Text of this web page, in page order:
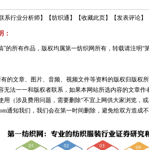
【发表评论】
【收藏此页】
【纺织通 】
系行业分析师】
：
所有作品，版权均属第一纺织网所有，转载请注明“
文章、图片、音频、视频文件等资料的版权归版权
无法一一和版权者联系，如果本网站所选内容的文章作
用（涉及费用问题，需要删除“不宜上网供大家浏览，
通知我们，我们会在第一时间删除，避免给双方造成